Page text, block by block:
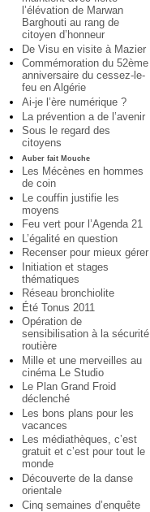
l’élévation de Marwan
Barghouti au rang de
citoyen d’honneur
De Visu en visite à Mazier
Commémoration du 52ème
anniversaire du cessez-le-
feu en Algérie
Ai-je l’ère numérique ?
La prévention a de l’avenir
Sous le regard des
citoyens
Auber fait Mouche
Les Mécènes en hommes
de coin
Le couffin justifie les
moyens
Feu vert pour l’Agenda 21
L’égalité en question
Recenser pour mieux gérer
Initiation et stages
thématiques
Réseau bronchiolite
Été Tonus 2011
Opération de
sensibilisation à la sécurité
routière
Mille et une merveilles au
cinéma Le Studio
Le Plan Grand Froid
déclenché
Les bons plans pour les
vacances
Les médiathèques, c’est
gratuit et c’est pour tout le
monde
Découverte de la danse
orientale
Cinq semaines d’enquête